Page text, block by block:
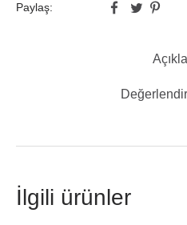
Paylaş:
İlgili ürünler